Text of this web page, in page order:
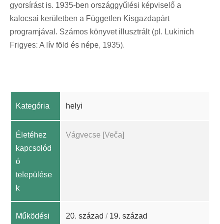
gyorsírást is. 1935-ben országgyűlési képviselő a
kalocsai kerületben a Független Kisgazdapárt
programjával. Számos könyvet illusztrált (pl. Lukinich
Frigyes: A lív föld és népe, 1935).
Kategória helyi
Életéhez
kapcsolód
ó
települése
k
Vágvecse [Veča]
Működési
20. század / 19. század